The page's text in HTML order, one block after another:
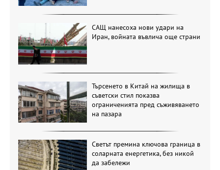
САЩ нанесоха нови удари на
Иран, войната въвлича още страни
Търсенето в Китай на жилища в
съветски стил показва
ограниченията пред съживяването
на пазара
Светът премина ключова граница в
соларната енергетика, без никой
да забележи